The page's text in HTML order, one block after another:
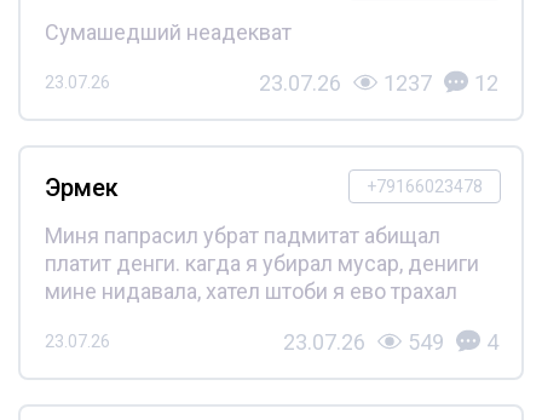
Сумашедший неадекват
23.07.26 23.07.26 1237 12
+79166023478
Эрмек
Миня папрасил убрат падмитат абищал
платит денги. кагда я убирал мусар, дениги
мине нидавала, хател штоби я ево трахал
23.07.26 23.07.26 549 4